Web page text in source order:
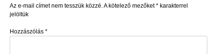
Az e-mail címet nem tesszük közzé. A kötelező mezőket* karakterrel
jelöltük
Hozzászólás *